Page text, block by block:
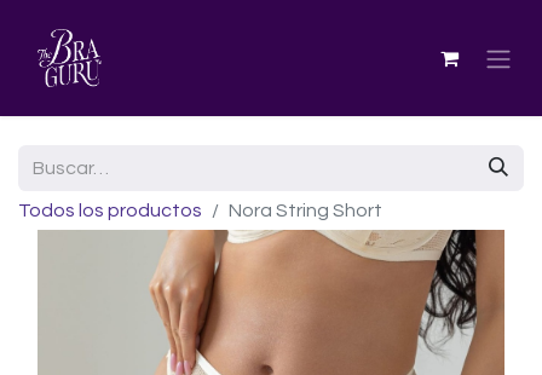
Todos los productos Nora String Short